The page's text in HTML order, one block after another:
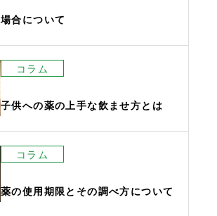
場合について
コラム
子供への薬の上手な飲ませ方とは
コラム
薬の使用期限とその調べ方について